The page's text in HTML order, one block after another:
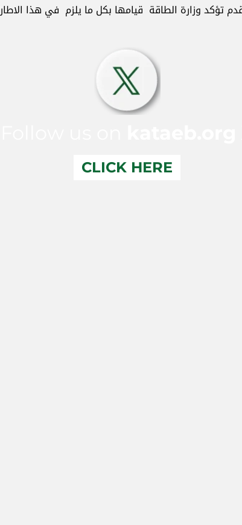
تؤكد وزارة الطاقة قيامها بكل ما يلزم في هذا
CLICK HERE